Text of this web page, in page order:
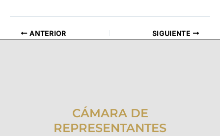
ANTERIOR SIGUIENTE
CÁMARA DE
REPRESENTANTES